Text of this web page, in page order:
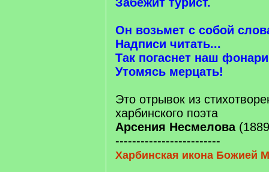
Он возьмет с собой
Надписи читать...
Так погаснет наш
Утомясь мерцать!
Это отрывок из
харбинского поэта
Арсения Несмелова
-------------------------
Харбинская икона Божией